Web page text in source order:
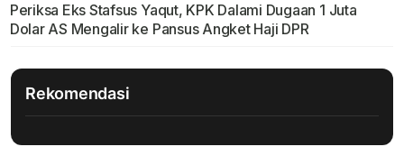
Periksa Eks Stafsus Yaqut, KPK Dalami Dugaan 1 Juta
Dolar AS Mengalir ke Pansus Angket Haji DPR
Rekomendasi